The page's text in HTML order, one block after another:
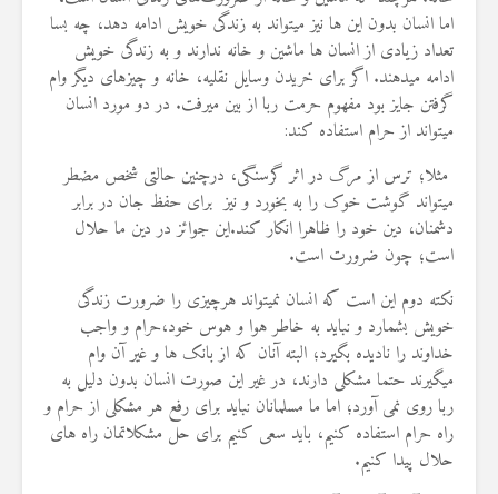
اما انسان بدون این ها نیز میتواند به زندگی خویش ادامه دهد، چه بسا
تعداد زیادی از انسان ها ماشین و خانه ندارند و به زندگی خویش
ادامه میدهند. اگر برای خریدن وسایل نقلیه، خانه و چیزهای دیگر وام
گرفتن جایز بود مفهوم حرمت ربا از بین میرفت. در دو مورد انسان
میتواند از حرام استفاده کند:
مثلا؛ ترس از مرگ در اثر گرسنگی، درچنین حالتی شخص مضطر
میتواند گوشت خوک را به بخورد و نیز برای حفظ جان در برابر
دشمنان، دین خود را ظاهرا انکار کند.این جوائز در دین ما حلال
است؛ چون ضرورت است.
نکته دوم این است که انسان نمیتواند هرچیزی را ضرورت زندگی
خویش بشمارد و نباید به خاطر هوا و هوس خود،حرام و واجب
خداوند را نادیده بگیرد؛ البته آنان که از بانک ها و غیر آن وام
میگیرند حتما مشکلی دارند، در غیر این صورت انسان بدون دلیل به
ربا روی نمی آورد؛ اما ما مسلمانان نباید برای رفع هر مشکلی از حرام و
راه حرام استفاده کنیم، باید سعی کنیم برای حل مشکلاتمان راه های
حلال پیدا کنیم.
22 نمایش ها